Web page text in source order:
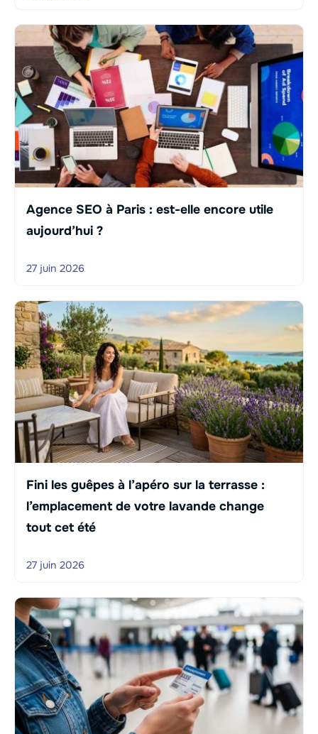
Agence SEO à Paris : est-elle encore utile
aujourd’hui ?
27 juin 2026
Fini les guêpes à l’apéro sur la terrasse :
l’emplacement de votre lavande change
tout cet été
27 juin 2026